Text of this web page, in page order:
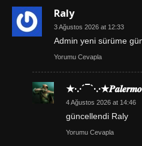
Raly
3 Ağustos 2026 at 12:33
Admin yeni sürüme
Yorumu Cevapla
4 Ağustos 2026 at 14:46
güncellendi Raly
Yorumu Cevapla